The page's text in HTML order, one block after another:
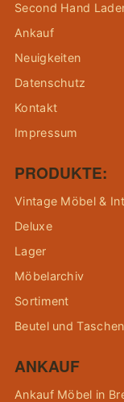
Second Hand
Ankauf
Neuigkeiten
Datenschutz
Kontakt
Impressum
PRODUKTE:
Vintage Möbel &
Deluxe
Lager
Möbelarchiv
Sortiment
Beutel und Taschen
ANKAUF
Ankauf Möbel in